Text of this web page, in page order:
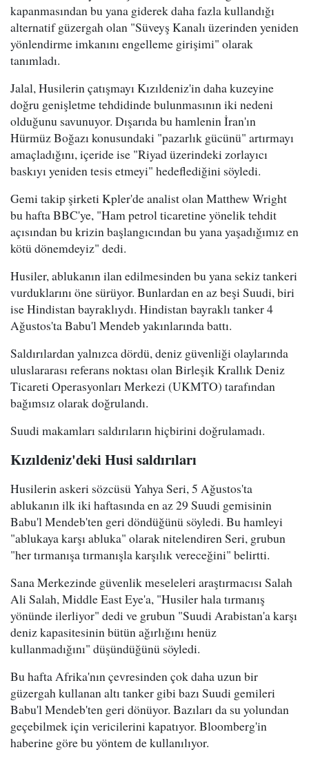
kapanmasından bu yana giderek daha fazla kullandığı
alternatif güzergah olan "Süveyş Kanalı üzerinden yeniden
yönlendirme imkanını engelleme girişimi" olarak
tanımladı.
Jalal, Husilerin çatışmayı Kızıldeniz'in daha kuzeyine
doğru genişletme tehdidinde bulunmasının iki nedeni
olduğunu savunuyor. Dışarıda bu hamlenin İran'ın
Hürmüz Boğazı konusundaki "pazarlık gücünü" artırmayı
amaçladığını, içeride ise "Riyad üzerindeki zorlayıcı
baskıyı yeniden tesis etmeyi" hedeflediğini söyledi.
Gemi takip şirketi Kpler'de analist olan Matthew Wright
bu hafta BBC'ye, "Ham petrol ticaretine yönelik tehdit
açısından bu krizin başlangıcından bu yana yaşadığımız en
kötü dönemdeyiz" dedi.
Husiler, ablukanın ilan edilmesinden bu yana sekiz tankeri
vurduklarını öne sürüyor. Bunlardan en az beşi Suudi, biri
ise Hindistan bayraklıydı. Hindistan bayraklı tanker 4
Ağustos'ta Babu'l Mendeb yakınlarında battı.
Saldırılardan yalnızca dördü, deniz güvenliği olaylarında
uluslararası referans noktası olan Birleşik Krallık Deniz
Ticareti Operasyonları Merkezi (UKMTO) tarafından
bağımsız olarak doğrulandı.
Suudi makamları saldırıların hiçbirini doğrulamadı.
Kızıldeniz'deki Husi saldırıları
Husilerin askeri sözcüsü Yahya Seri, 5 Ağustos'ta
ablukanın ilk iki haftasında en az 29 Suudi gemisinin
Babu'l Mendeb'ten geri döndüğünü söyledi. Bu hamleyi
"ablukaya karşı abluka" olarak nitelendiren Seri, grubun
"her tırmanışa tırmanışla karşılık vereceğini" belirtti.
Sana Merkezinde güvenlik meseleleri araştırmacısı Salah
Ali Salah, Middle East Eye'a, "Husiler hala tırmanış
yönünde ilerliyor" dedi ve grubun "Suudi Arabistan'a karşı
deniz kapasitesinin bütün ağırlığını henüz
kullanmadığını" düşündüğünü söyledi.
Bu hafta Afrika'nın çevresinden çok daha uzun bir
güzergah kullanan altı tanker gibi bazı Suudi gemileri
Babu'l Mendeb'ten geri dönüyor. Bazıları da su yolundan
geçebilmek için vericilerini kapatıyor. Bloomberg'in
haberine göre bu yöntem de kullanılıyor.